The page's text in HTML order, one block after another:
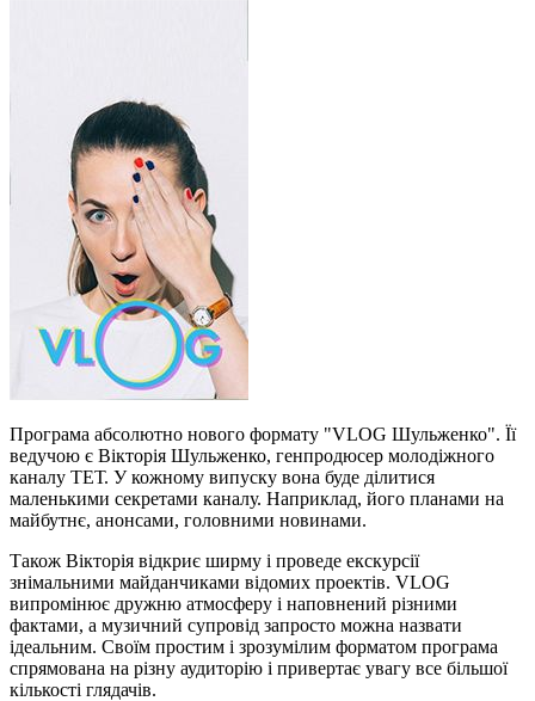
Програма абсолютно нового формату "VLOG Шульженко". Її
ведучою є Вікторія Шульженко, генпродюсер молодіжного
каналу ТЕТ. У кожному випуску вона буде ділитися
маленькими секретами каналу. Наприклад, його планами на
майбутнє, анонсами, головними новинами.
Також Вікторія відкриє ширму і проведе екскурсії
знімальними майданчиками відомих проектів. VLOG
випромінює дружню атмосферу і наповнений різними
фактами, а музичний супровід запросто можна назвати
ідеальним. Своїм простим і зрозумілим форматом програма
спрямована на різну аудиторію і привертає увагу все більшої
кількості глядачів.